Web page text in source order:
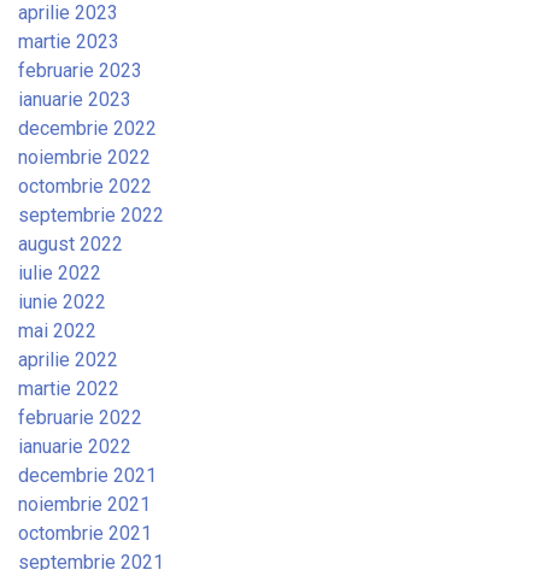
aprilie 2023
martie 2023
februarie 2023
ianuarie 2023
decembrie 2022
noiembrie 2022
octombrie 2022
septembrie 2022
august 2022
iulie 2022
iunie 2022
mai 2022
aprilie 2022
martie 2022
februarie 2022
ianuarie 2022
decembrie 2021
noiembrie 2021
octombrie 2021
septembrie 2021